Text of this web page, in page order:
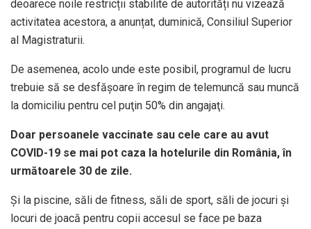
deoarece noile restricții stabilite de autorități nu vizează
activitatea acestora, a anunțat, duminică, Consiliul Superior
al Magistraturii.
De asemenea, acolo unde este posibil, programul de lucru
trebuie să se desfăşoare în regim de telemuncă sau muncă
la domiciliu pentru cel puţin 50% din angajaţi.
Doar persoanele vaccinate sau cele care au avut
COVID-19 se mai pot caza la hotelurile din România, în
următoarele 30 de zile.
Și la piscine, săli de fitness, săli de sport, săli de jocuri și
locuri de joacă pentru copii accesul se face pe baza